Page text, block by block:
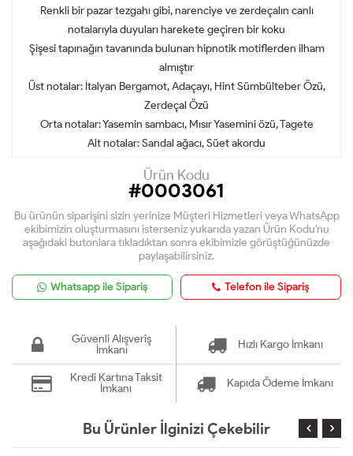
Renkli bir pazar tezgahı gibi, narenciye ve zerdeçalın canlı
notalarıyla duyuları harekete geçiren bir koku
Şişesi tapınağın tavanında bulunan hipnotik motiflerden ilham
almıştır
Üst notalar: İtalyan Bergamot, Adaçayı, Hint Sümbülteber Özü,
Zerdeçal Özü
Orta notalar: Yasemin sambacı, Mısır Yasemini özü, Tagete
Alt notalar: Sandal ağacı, Süet akordu
Ürün Kodu
#0003061
Bu ürünün siparişini sizin yerinize Müşteri Hizmetleri veya WhatsApp
ekibimizin oluşturmasını isterseniz yukarıda yazan Ürün Kodu'nu
aşağıdaki butonlara tıkladıktan sonra ekibimizle görüştüğünüzde
paylaşabilirsiniz.
Whatsapp ile Sipariş Telefon ile Sipariş
Güvenli Alışveriş
İmkanı
Hızlı Kargo İmkanı
Kredi Kartına Taksit
İmkanı
Kapıda Ödeme İmkanı
Bu Ürünler İlginizi Çekebilir